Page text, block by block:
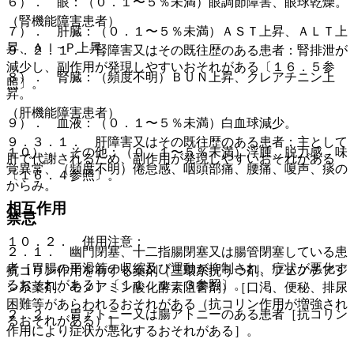
（腎機能障害患者）
９．２．１． 腎障害又はその既往歴のある患者：腎排泄が
減少し、副作用が発現しやすいおそれがある〔１６．５参
照〕。
（肝機能障害患者）
９．３．１． 肝障害又はその既往歴のある患者：主として
肝で代謝されるため、副作用が発現しやすいおそれがある
〔１６．４参照〕。
相互作用
１０．２． 併用注意：
抗コリン作用を有する薬剤（三環系抗うつ剤、フェノチアジ
ン系薬剤、モノアミン酸化酵素阻害剤）［口渇、便秘、排尿
困難等があらわれるおそれがある（抗コリン作用が増強され
るおそれがある）］。
７）． 肝臓：（０．１〜５％未満）ＡＳＴ上昇、ＡＬＴ上
昇、Ａｌ−Ｐ上昇。
８）． 腎臓：（頻度不明）ＢＵＮ上昇、クレアチニン上
昇。
９）． 血液：（０．１〜５％未満）白血球減少。
１０）． その他：（０．１〜５％未満）浮腫、脱力感、味
覚異常、（頻度不明）倦怠感、咽頭部痛、腰痛、嗄声、痰の
からみ。
禁忌
２．１． 幽門閉塞、十二指腸閉塞又は腸管閉塞している患
者［胃腸の平滑筋の収縮及び運動が抑制され、症状が悪化す
るおそれがある］〔１１．１．３参照〕。
２．２． 胃アトニー又は腸アトニーのある患者［抗コリン
作用により症状が悪化するおそれがある］。